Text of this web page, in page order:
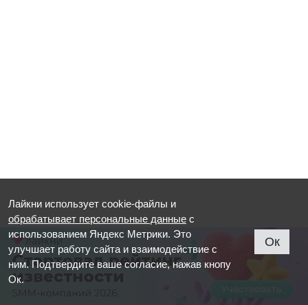
Лайкни использует cookie-файлы и
обрабатывает персональные данные с
использованием Яндекс Метрики. Это
улучшает работу сайта и взаимодействие с
ним. Подтвердите ваше согласие, нажав кнопу
Ок.
Ок